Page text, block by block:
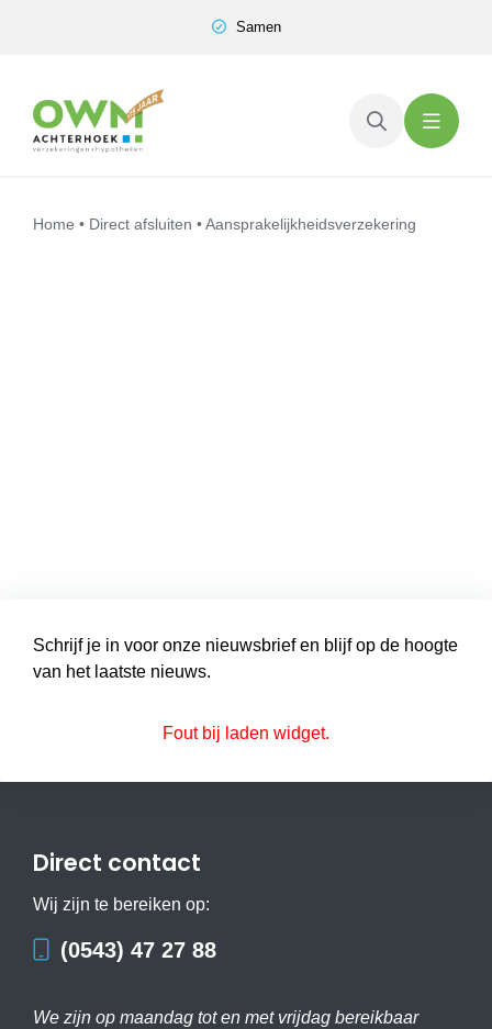
Samen
Home • Direct afsluiten •Aansprakelijkheids­verzekering
Schrijf je in voor onze nieuwsbrief en blijf op de hoogte
van het laatste nieuws.
Fout bij laden widget.
Direct contact
Wij zijn te bereiken op:
(0543) 47 27 88
We zijn op maandag tot en met vrijdag bereikbaar